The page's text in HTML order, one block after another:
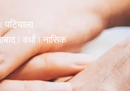
| वर्धा | नासिक